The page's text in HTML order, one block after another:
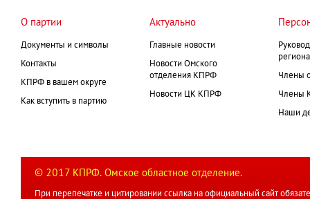
О партии
Документы и символы
Контакты
КПРФ в вашем округе
Как вступить в партию
Актуально
Главные новости
Новости Омского
отделения КПРФ
Новости ЦК КПРФ
Члены
Члены
Наши
© 2017 КПРФ. Омское областное отделение.
При перепечатке и цитировании ссылка на официальный сайт